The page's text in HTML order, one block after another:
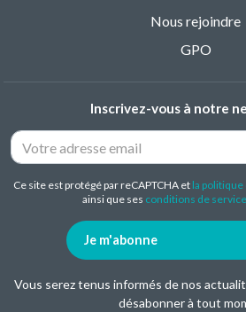
Nous rejoindre
GPO
Inscrivez-vous à notre
Ce site est protégé par reCAPTCHA et la
ainsi que ses conditions de service
Je m'abonne
Vous serez tenus informés de nos
désabonner à tout